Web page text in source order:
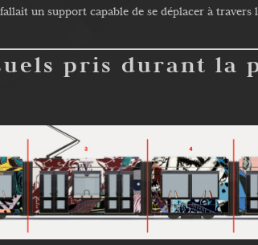
un support capable de se déplacer à
pris durant la